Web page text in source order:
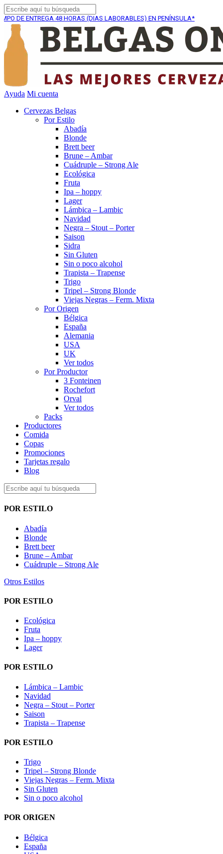
48 HORAS (DIAS LABORABLES) EN PENÍNSULA*
Ayuda Mi cuenta
Cervezas Belgas
Por Estilo
Abadía
Blonde
Brett beer
Brune – Ambar
Cuádruple – Strong Ale
Ecológica
Fruta
Ipa – hoppy
Lager
Lámbica – Lambic
Navidad
Negra – Stout – Porter
Saison
Sidra
Sin Gluten
Sin o poco alcohol
Trapista – Trapense
Trigo
Tripel – Strong Blonde
Viejas Negras – Ferm. Mixta
Por Origen
Bélgica
España
Alemania
USA
UK
Ver todos
Por Productor
3 Fonteinen
Rochefort
Orval
Ver todos
Packs
Productores
Comida
Copas
Promociones
Tarjetas regalo
Blog
POR ESTILO
Abadía
Blonde
Brett beer
Brune – Ambar
Cuádruple – Strong Ale
Otros Estilos
POR ESTILO
Ecológica
Fruta
Ipa – hoppy
Lager
POR ESTILO
Lámbica – Lambic
Navidad
Negra – Stout – Porter
Saison
Trapista – Trapense
POR ESTILO
Trigo
Tripel – Strong Blonde
Viejas Negras – Ferm. Mixta
Sin Gluten
Sin o poco alcohol
POR ORIGEN
Bélgica
España